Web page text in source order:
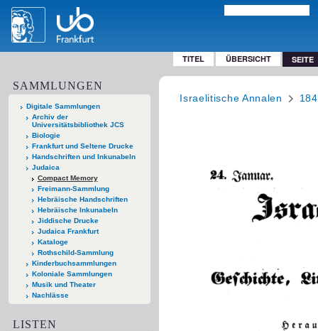
TITEL ÜBERSICHT SEITE
SAMMLUNGEN
Digitale Sammlungen
Archiv der
Universitätsbibliothek JCS
Biologie
Frankfurt und Seltene Drucke
Handschriften und Inkunabeln
Judaica
Compact Memory
Freimann-Sammlung
Hebräische Handschriften
Hebräische Inkunabeln
Jiddische Drucke
Judaica Frankfurt
Kataloge
Rothschild-Sammlung
Kinderbuchsammlungen
Koloniale Sammlungen
Musik und Theater
Nachlässe
LISTEN
Israelitische Annalen